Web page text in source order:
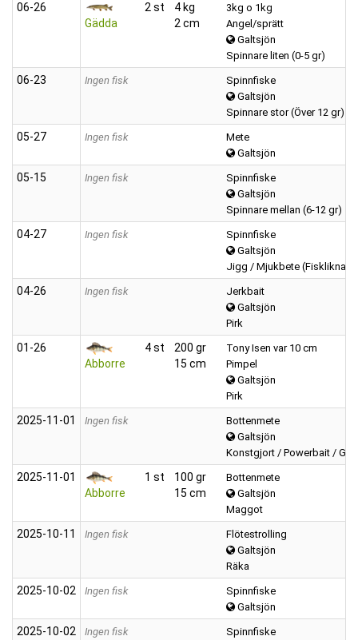
06‑26
Gädda
2 st
4 kg
2 cm
3kg o 1kg
Angel/sprätt
Galtsjön
Spinnare liten (0-5 gr)
06‑23 Ingen fisk
Spinnfiske
Galtsjön
Spinnare stor (Över 12 gr)
05‑27 Ingen fisk
Mete
Galtsjön
05‑15 Ingen fisk
Spinnfiske
Galtsjön
Spinnare mellan (6-12 gr)
04‑27 Ingen fisk
Spinnfiske
Galtsjön
Jigg / Mjukbete
04‑26 Ingen fisk
Jerkbait
Galtsjön
Pirk
01‑26
Abborre
4 st
200 gr
15 cm
Tony Isen var 10 cm
Pimpel
Galtsjön
Pirk
2025‑11‑01 Ingen fisk
Bottenmete
Galtsjön
Konstgjort / Powerbait /
2025‑11‑01
Abborre
1 st
100 gr
15 cm
Bottenmete
Galtsjön
Maggot
2025‑10‑11 Ingen fisk
Flötestrolling
Galtsjön
Räka
2025‑10‑02 Ingen fisk
Spinnfiske
Galtsjön
2025‑10‑02 Ingen fisk
Spinnfiske